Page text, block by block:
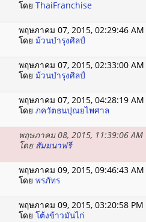
โดย ThaiFranchise
พฤษภาคม 07, 2015, 02:29:46 AM
โดย ม้วนบำรุงศิลป์
พฤษภาคม 07, 2015, 02:33:00 AM
โดย ม้วนบำรุงศิลป์
พฤษภาคม 07, 2015, 04:28:19 AM
โดย ภควัตธนปุณยไพศาล
พฤษภาคม 08, 2015, 11:39:06 AM
โดย สัมมนาฟรี
พฤษภาคม 09, 2015, 09:46:43 AM
โดย พรภัทร
พฤษภาคม 09, 2015, 03:20:58 PM
โดย โต้งข้าวมันไก่